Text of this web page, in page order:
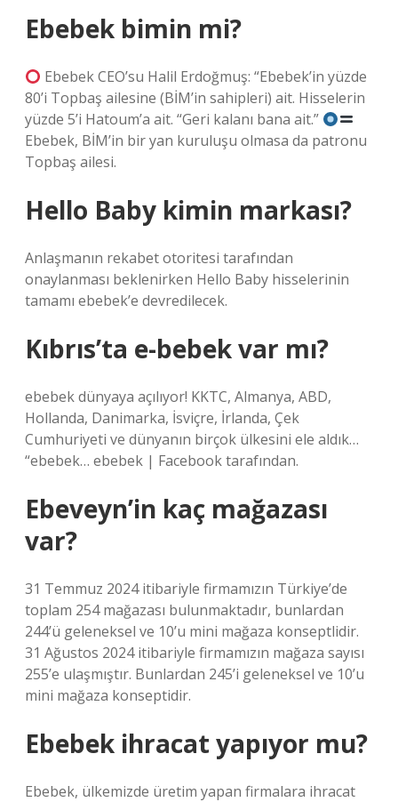
Ebebek bimin mi?
Ebebek CEO’su Halil Erdoğmuş: “Ebebek’in yüzde
80’i Topbaş ailesine (BİM’in sahipleri) ait. Hisselerin
yüzde 5’i Hatoum’a ait. “Geri kalanı bana ait.”
Ebebek, BİM’in bir yan kuruluşu olmasa da patronu
Topbaş ailesi.
Hello Baby kimin markası?
Anlaşmanın rekabet otoritesi tarafından
onaylanması beklenirken Hello Baby hisselerinin
tamamı ebebek’e devredilecek.
Kıbrıs’ta e-bebek var mı?
ebebek dünyaya açılıyor! KKTC, Almanya, ABD,
Hollanda, Danimarka, İsviçre, İrlanda, Çek
Cumhuriyeti ve dünyanın birçok ülkesini ele aldık…
“ebebek… ebebek | Facebook tarafından.
Ebeveyn’in kaç mağazası
var?
31 Temmuz 2024 itibariyle firmamızın Türkiye’de
toplam 254 mağazası bulunmaktadır, bunlardan
244’ü geleneksel ve 10’u mini mağaza konseptlidir.
31 Ağustos 2024 itibariyle firmamızın mağaza sayısı
255’e ulaşmıştır. Bunlardan 245’i geleneksel ve 10’u
mini mağaza konseptidir.
Ebebek ihracat yapıyor mu?
Ebebek, ülkemizde üretim yapan firmalara ihracat